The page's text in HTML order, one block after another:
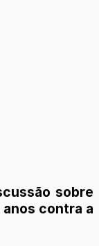
sobre
anos contra a